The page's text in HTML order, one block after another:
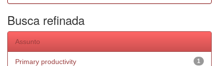
Busca refinada
Assunto
1
Primary productivity